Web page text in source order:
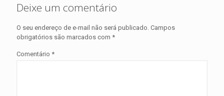
Deixe um comentário
O seu endereço de e-mail não será publicado. Campos
obrigatórios são marcados com *
Comentário *